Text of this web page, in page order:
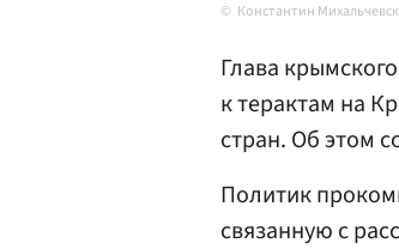
Константин
Глава
к терактам на
стран. Об этом
Политик
связанную с